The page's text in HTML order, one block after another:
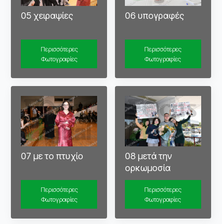
05 χειραψίες
Περισσότερες
Φωτογραφίες
06 υπογραφές
Περισσότερες
Φωτογραφίες
07 με το πτυχίο
Περισσότερες
Φωτογραφίες
08 μετά την
ορκωμοσία
Περισσότερες
Φωτογραφίες